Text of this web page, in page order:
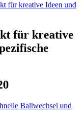
für kreative Ideen und
für kreative
Ballwechsel und